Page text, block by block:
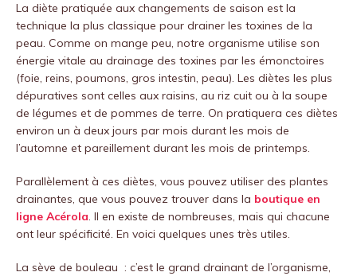
La diète pratiquée aux changements de saison est la
technique la plus classique pour drainer les toxines de la
peau. Comme on mange peu, notre organisme utilise son
énergie vitale au drainage des toxines par les émonctoires
(foie, reins, poumons, gros intestin, peau). Les diètes les plus
dépuratives sont celles aux raisins, au riz cuit ou à la soupe
de légumes et de pommes de terre. On pratiquera ces diètes
environ un à deux jours par mois durant les mois de
l’automne et pareillement durant les mois de printemps.
Parallèlement à ces diètes, vous pouvez utiliser des plantes
drainantes, que vous pouvez trouver dans la boutique en
ligne Acérola. Il en existe de nombreuses, mais qui chacune
ont leur spécificité. En voici quelques unes très utiles.
La sève de bouleau : c’est le grand drainant de l’organisme,